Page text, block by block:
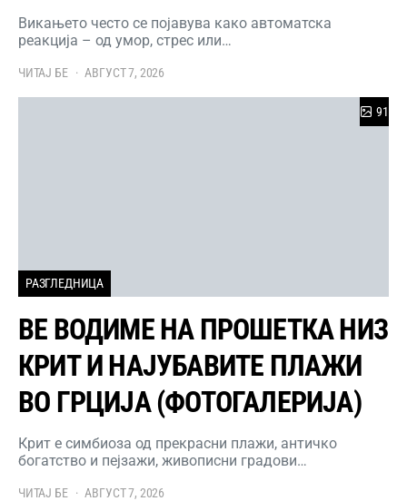
Викањето често се појавува како автоматска
реакција – од умор, стрес или…
ЧИТАЈ БЕ АВГУСТ 7, 2026
РАЗГЛЕДНИЦА
91
ВЕ ВОДИМЕ НА ПРОШЕТКА НИЗ
КРИТ И НАЈУБАВИТЕ ПЛАЖИ
ВО ГРЦИЈА (ФОТОГАЛЕРИЈА)
Крит е симбиоза од прекрасни плажи, античко
богатство и пејзажи, живописни градови…
ЧИТАЈ БЕ АВГУСТ 7, 2026